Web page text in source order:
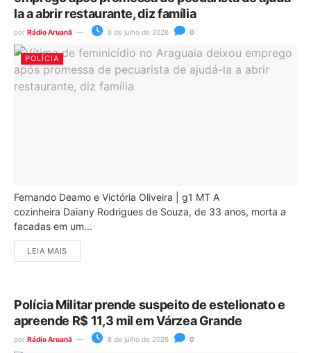
la a abrir restaurante, diz família
por Rádio Aruanã 8 de julho de 2026 0
POLÍCIA
Fernando Deamo e Victória Oliveira | g1 MT A
cozinheira Daiany Rodrigues de Souza, de 33 anos, morta a
facadas em um...
LEIA MAIS
Polícia Militar prende suspeito de estelionato e
apreende R$ 11,3 mil em Várzea Grande
por Rádio Aruanã 8 de julho de 2026 0